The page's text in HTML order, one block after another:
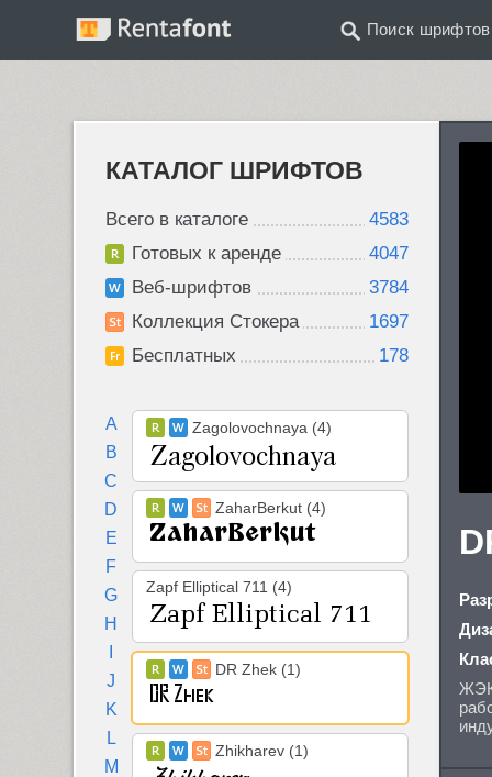
Поиск шрифтов
КАТАЛОГ ШРИФТОВ
Всего в каталоге
4583
Готовых к аренде
4047
Веб-шрифтов
3784
Коллекция Стокера
1697
Бесплатных
178
A
B
C
D
E
F
G
H
J
K
L
M
Zagolovochnaya (4)
ZaharBerkut (4)
Zapf Elliptical 711 (4)
DR Zhek (1)
Zhikharev (1)
ЖЭК